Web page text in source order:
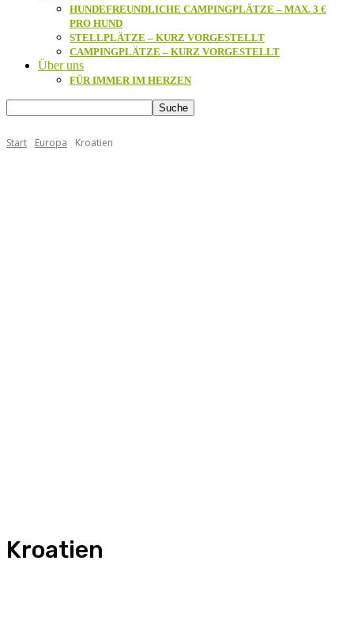
HUNDEFREUNDLICHE CAMPINGPLÄTZE – MAX. 3 €
PRO HUND
STELLPLÄTZE – KURZ VORGESTELLT
CAMPINGPLÄTZE – KURZ VORGESTELLT
Über uns
FÜR IMMER IM HERZEN
Start Europa Kroatien
Kroatien